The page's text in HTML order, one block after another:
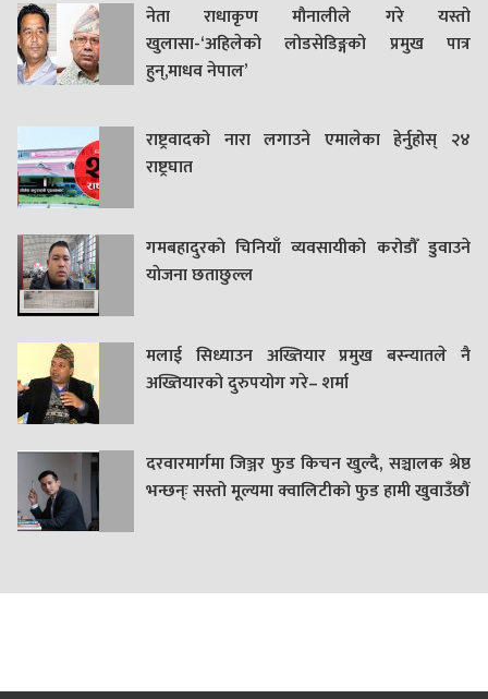
नेता राधाकृण मौनालीले गरे यस्तो
खुलासा-‘अहिलेको लोडसेडिङ्गको प्रमुख पात्र
हुन्,माधव नेपाल’
राष्ट्रवादको नारा लगाउने एमालेका हेर्नुहोस् २४
राष्ट्रघात
गमबहादुरकाे चिनियाँ व्यवसायीको करोडौँ डुवाउने
याेजना छताछुल्ल
मलाई सिध्याउन अख्तियार प्रमुख बस्न्यातले नै
अख्तियारको दुरुपयोग गरे– शर्मा
दरवारमार्गमा जिञ्जर फुड किचन खुल्दै, सञ्चालक श्रेष्ठ
भन्छन्ः सस्तो मूल्यमा क्वालिटीको फुड हामी खुवाउँछौं